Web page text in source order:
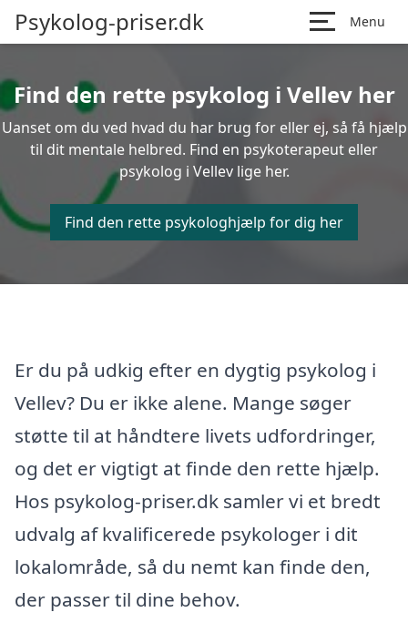
Psykolog-priser.dk Menu
Find den rette psykolog i Vellev her
Uanset om du ved hvad du har brug for eller ej, så få hjælp
til dit mentale helbred. Find en psykoterapeut eller
psykolog i Vellev lige her.
Find den rette psykologhjælp for dig her
Er du på udkig efter en dygtig psykolog i
Vellev? Du er ikke alene. Mange søger
støtte til at håndtere livets udfordringer,
og det er vigtigt at finde den rette hjælp.
Hos psykolog-priser.dk samler vi et bredt
udvalg af kvalificerede psykologer i dit
lokalområde, så du nemt kan finde den,
der passer til dine behov.